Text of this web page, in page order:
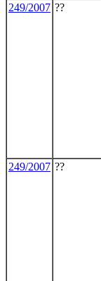
249/2007 ??
249/2007 ??